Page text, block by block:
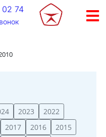
74
2023
2022
2017 2016
2015